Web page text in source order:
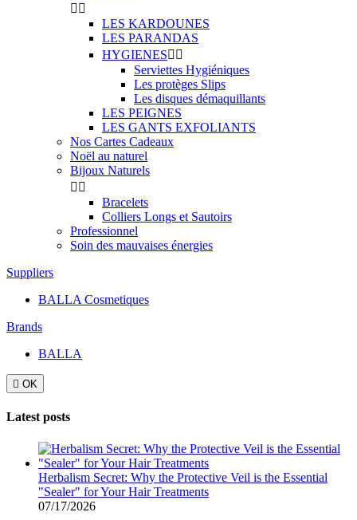
 
LES KARDOUNES
LES PARANDAS
HYGIENES 
Serviettes Hygiéniques
Les protèges Slips
Les disques démaquillants
LES PEIGNES
LES GANTS EXFOLIANTS
Nos Cartes Cadeaux
Noël au naturel
Bijoux Naturels
 
Bracelets
Colliers Longs et Sautoirs
Professionnel
Soin des mauvaises énergies
Suppliers
BALLA Cosmetiques
Brands
BALLA
 OK
Latest posts
Herbalism Secret: Why the Protective Veil is the Essential
"Sealer" for Your Hair Treatments
07/17/2026